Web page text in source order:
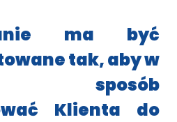
ma być
tak, aby w
sposób
Klienta do